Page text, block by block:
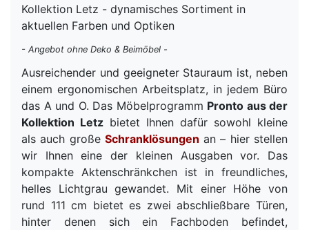
Kollektion Letz - dynamisches Sortiment in
aktuellen Farben und Optiken
- Angebot ohne Deko & Beimöbel -
Ausreichender und geeigneter Stauraum ist, neben
einem ergonomischen Arbeitsplatz, in jedem Büro
das A und O. Das Möbelprogramm Pronto aus der
Kollektion Letz bietet Ihnen dafür sowohl kleine
als auch große Schranklösungen an – hier stellen
wir Ihnen eine der kleinen Ausgaben vor. Das
kompakte Aktenschränkchen ist in freundliches,
helles Lichtgrau gewandet. Mit einer Höhe von
rund 111 cm bietet es zwei abschließbare Türen,
hinter denen sich ein Fachboden befindet,